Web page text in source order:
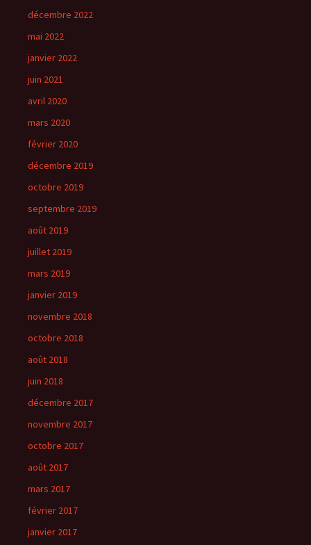
décembre 2022
mai 2022
janvier 2022
juin 2021
avril 2020
mars 2020
février 2020
décembre 2019
octobre 2019
septembre 2019
août 2019
juillet 2019
mars 2019
janvier 2019
novembre 2018
octobre 2018
août 2018
juin 2018
décembre 2017
novembre 2017
octobre 2017
août 2017
mars 2017
février 2017
janvier 2017